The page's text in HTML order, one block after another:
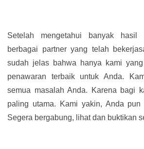
Setelah mengetahui banyak hasil
berbagai partner yang telah
sudah jelas bahwa hanya kami
penawaran terbaik untuk Anda.
semua masalah Anda. Karena bagi
paling utama. Kami yakin, Anda
Segera bergabung, lihat dan buktikan